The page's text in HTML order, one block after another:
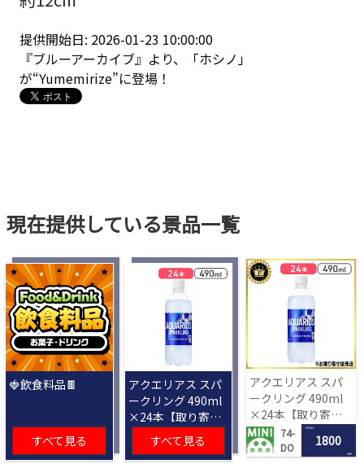
提供開始日: 2026-01-23 10:00:00
『ブルーアーカイブ』より、「ホシノ」
が“Yumemirize”に登場！
現在提供している景品一覧
🍓飲食料品🍫
すべて見る
アクエリアス スパ
ークリング 490ml
×24本【取り寄せ
入荷後次第発送】
すべて見る
アクエリアス スパ
ークリング 490ml
×24本【取り寄せ
入荷後次第発送】
74-
DO
1 PLAY
1800
LRC